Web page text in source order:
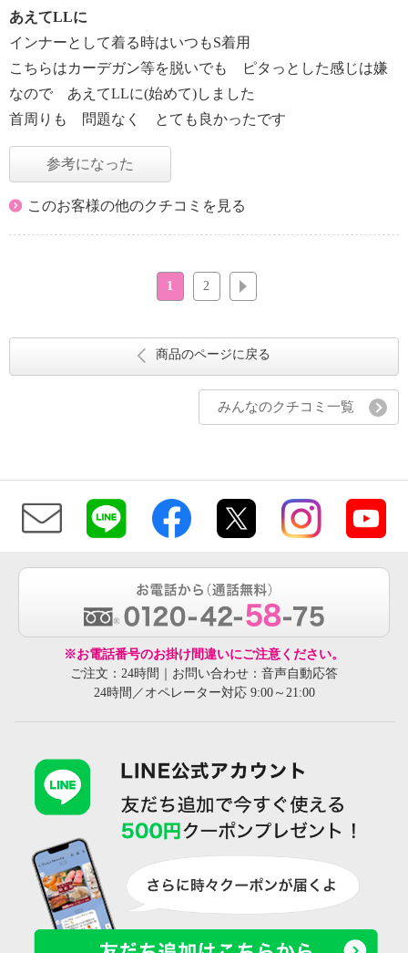
あえてLLに
インナーとして着る時はいつもS着用
こちらはカーデガン等を脱いでも ピタっとした感じは嫌
なので あえてLLに(始めて)しました
首周りも 問題なく とても良かったです
参考になった
このお客様の他のクチコミを見る
1 2
商品のページに戻る
みんなのクチコミ一覧
※お電話番号のお掛け間違いにご注意ください。
ご注文：24時間｜お問い合わせ：音声自動応答
24時間／オペレーター対応 9:00～21:00